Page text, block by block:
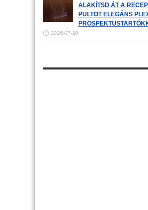
ALAKÍTSD ÁT A
PULTOT ELEGÁNS
2026-07-20